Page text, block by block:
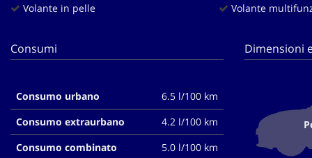
Volante in pelle
Volante
Consumi
Consumo urbano
6.5 l/100 km
Consumo extraurbano
4.2 l/100 km
Consumo combinato
5.0 l/100 km
Dimensioni
e
tue
qualsiasi
momento.